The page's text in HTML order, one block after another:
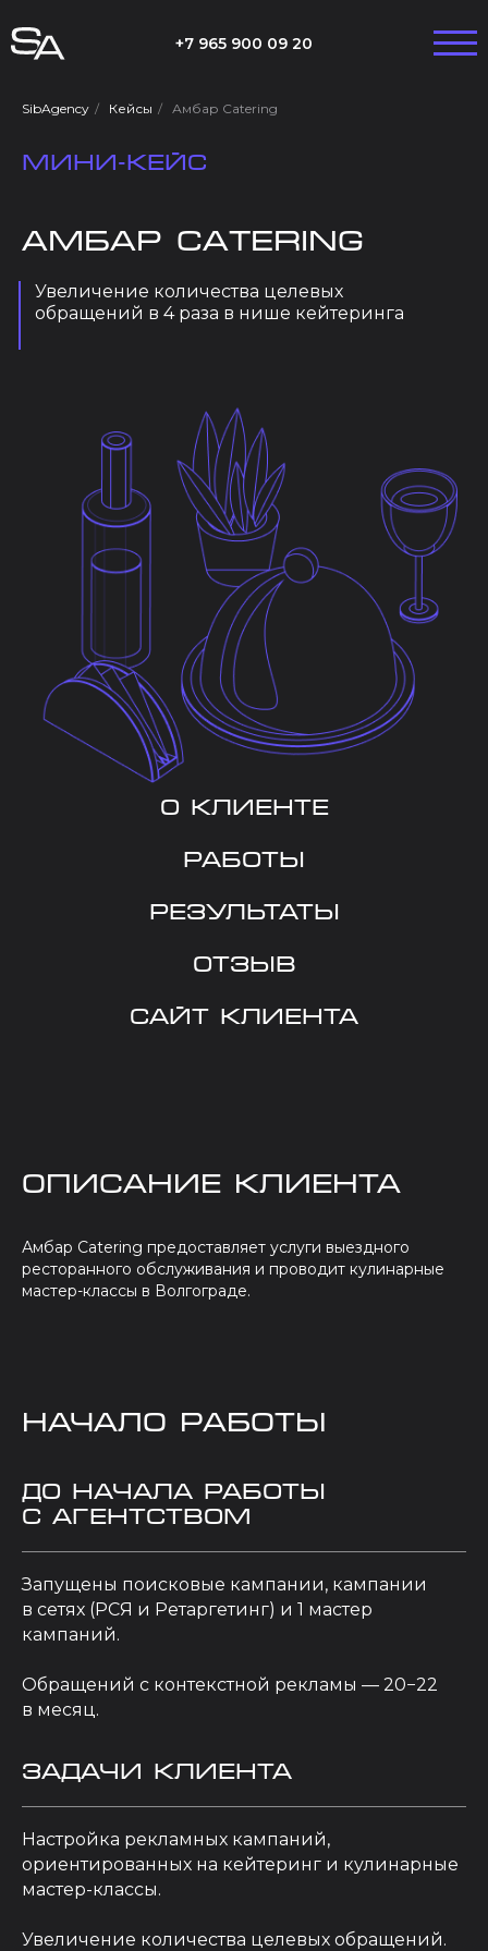
+7 965 900 09 20
SibAgency / Кейсы / Амбар Catering
мини-кейс
Увеличение количества целевых
обращений в 4 раза в нише кейтеринга
Амбар Catering
О КЛИЕНТЕ
РАБОТЫ
РЕЗУЛЬТАТЫ
ОТЗЫВ
САЙТ КЛИЕНТА
Описание клиента
Амбар Catering предоставляет услуги выездного
ресторанного обслуживания и проводит кулинарные
мастер-классы в Волгограде.
начало работы
До начала работы
с агентством
Запущены поисковые кампании, кампании
в сетях (РСЯ и Ретаргетинг) и 1 мастер
кампаний.
Обращений с контекстной рекламы — 20−22
в месяц.
Задачи клиента
Настройка рекламных кампаний,
ориентированных на кейтеринг и кулинарные
мастер-классы.
Увеличение количества целевых обращений.